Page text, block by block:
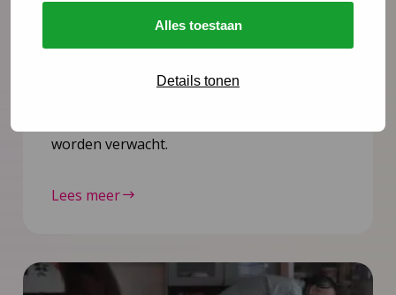
Alles toestaan
Details tonen
richtlijn Kindermishandeling en de nieuwe
JGZ-richtlijn Mondzorg in juli 2025 zijn nog
worden verwacht.
Lees meer